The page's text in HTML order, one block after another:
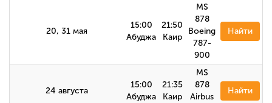
20, 31 мая
15:00
Абуджа
21:50
Каир
MS
878
Boeing
787-
900
Найти
24 августа
15:00
Абуджа
21:35
Каир
MS
878
Airbus
Найти